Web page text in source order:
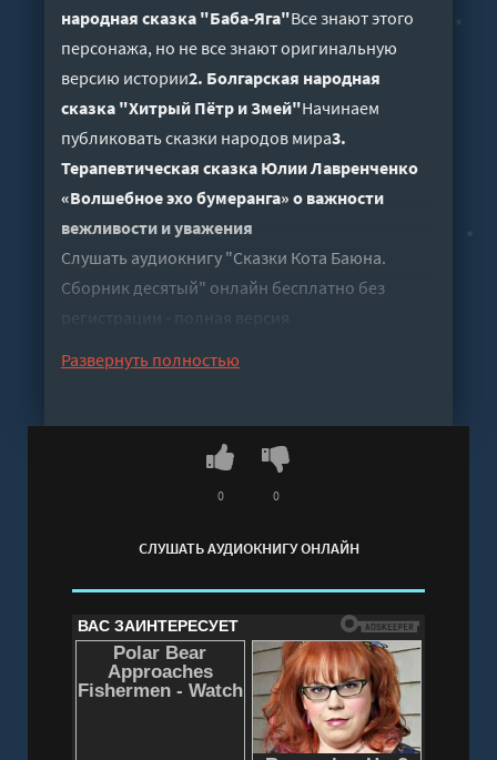
народная сказка "Баба-Яга"Все знают этого
персонажа, но не все знают оригинальную
версию истории2. Болгарская народная
сказка "Хитрый Пётр и Змей"Начинаем
публиковать сказки народов мира3.
Терапевтическая сказка Юлии Лавренченко
«Волшебное эхо бумеранга» о важности
вежливости и уважения
Слушать аудиокнигу "Сказки Кота Баюна.
Сборник десятый" онлайн бесплатно без
регистрации - полная версия
Развернуть полностью
СЛУШАТЬ АУДИОКНИГУ ОНЛАЙН
0 0